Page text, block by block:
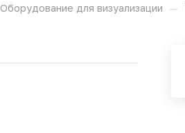
Оборудование для визуализации —